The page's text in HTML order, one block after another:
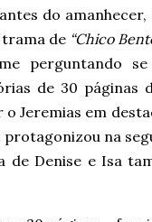
do amanhecer,
de “Chico
perguntando
de 30 páginas
o Jeremias em
na
de Denise e Isa